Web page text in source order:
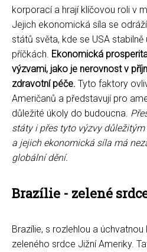
korporací a hrají klíčovou roli v
Jejich ekonomická síla se
států světa, kde se USA stabilně
příčkách. Ekonomická
výzvami, jako je nerovnost v
zdravotní péče. Tyto faktory
Američanů a představují pro
důležité úkoly do budoucna.
státy i přes tyto výzvy
a jejich ekonomická síla má
globální dění.
Brazílie - zelené
Brazílie, s rozlehlou a úchvatnou
zeleného srdce Jižní Ameriky.